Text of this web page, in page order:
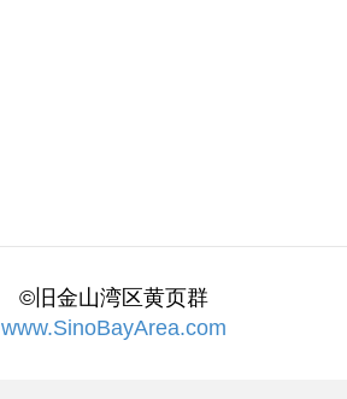
©旧金山湾区黄页群
www.SinoBayArea.com